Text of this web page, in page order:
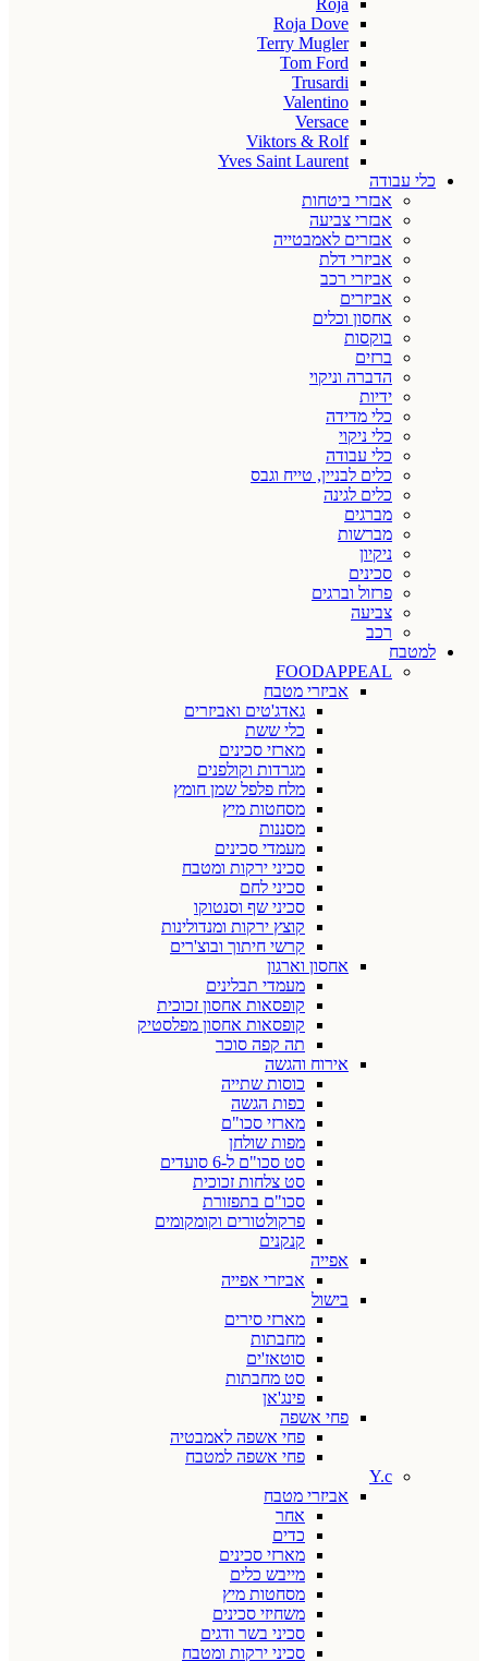
Roja
Roja Dove
Terry Mugler
Tom Ford
Trusardi
Valentino
Versace
Viktors & Rolf
Yves Saint Laurent
כלי עבודה
אבזרי ביטחות
אבזרי צביעה
אבזרים לאמבטייה
אביזרי דלת
אביזרי רכב
אביזרים
אחסון וכלים
בוקסות
ברזים
הדברה וניקוי
ידיות
כלי מדידה
כלי ניקוי
כלי עבודה
כלים לבניין, טייח וגבס
כלים לגינה
מברגים
מברשות
ניקיון
סכינים
פרזול וברגים
צביעה
רכב
למטבח
FOODAPPEAL
אביזרי מטבח
גאדג'טים ואביזרים
כלי ששת
מארזי סכינים
מגרדות וקולפנים
מלח פלפל שמן חומץ
מסחטות מיץ
מסננות
מעמדי סכינים
סכיני ירקות ומטבח
סכיני לחם
סכיני שף וסנטוקו
קוצץ ירקות ומנדולינות
קרשי חיתוך ובוצ'רים
אחסון וארגון
מעמדי תבלינים
קופסאות אחסון זכוכית
קופסאות אחסון מפלסטיק
תה קפה סוכר
אירוח והגשה
כוסות שתייה
כפות הגשה
מארזי סכו"ם
מפות שולחן
סט סכו"ם ל-6 סועדים
סט צלחות זכוכית
סכו"ם בתפזורת
פרקולטורים וקומקומים
קנקנים
אפייה
אביזרי אפייה
בישול
מארזי סירים
מחבתות
סוטאז'ים
סט מחבתות
פינג'אן
פחי אשפה
פחי אשפה לאמבטיה
פחי אשפה למטבח
Y.c
אביזרי מטבח
אחר
כדים
מארזי סכינים
מייבש כלים
מסחטות מיץ
משחיזי סכינים
סכיני בשר ודגים
סכיני ירקות ומטבח